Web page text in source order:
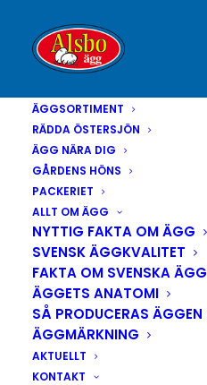
ÄGGSORTIMENT
RÄDDA ÖSTERSJÖN
ÄGG NÄRA DIG
GÅRDENS HÖNS
PACKERIET
ALLT OM ÄGG
NYTTIG FAKTA OM ÄGG
SVENSK ÄGGKVALITET
FAKTA OM SVENSKA ÄGG
ÄGGETS ANATOMI
SÅ PRODUCERAS ÄGGEN
ÄGGMÄRKNING
AKTUELLT
KONTAKT